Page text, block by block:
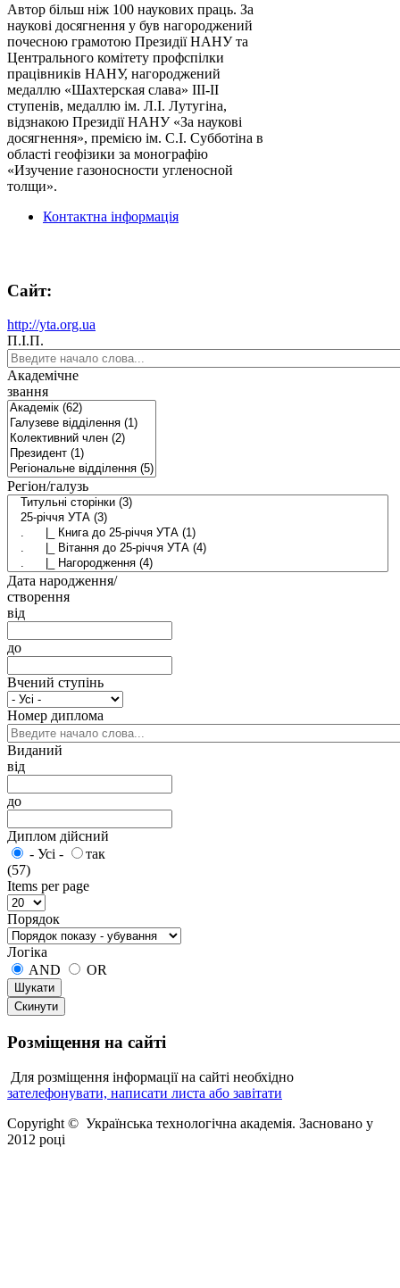
Автор більш ніж 100 наукових праць. За
наукові досягнення у був нагороджений
почесною грамотою Президії НАНУ та
Центрального комітету профспілки
працівників НАНУ, нагороджений
медаллю «Шахтерская слава» ІІІ-ІІ
ступенів, медаллю ім. Л.І. Лутугіна,
відзнакою Президії НАНУ «За наукові
досягнення», премією ім. С.І. Субботіна в
області геофізики за монографію
«Изучение газоносности угленосной
толщи».
Контактна інформація
Сайт:
http://yta.org.ua
П.І.П.
Академічне
звання
Регіон/галузь
Дата народження/
створення
від
до
Вчений ступінь
Номер диплома
Виданий
від
до
Диплом дійсний
- Усі -
так
(57)
Items per page
Порядок
Логіка
AND
OR
Розміщення на сайті
Для розміщення інформації на сайті необхідно
зателефонувати, написати листа або завітати
Copyright © Українська технологічна академія. Засновано у
2012 році